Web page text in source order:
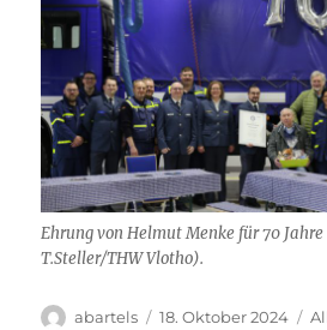
Ehrung von Helmut Menke für 70 Jahre
T.Steller/THW Vlotho).
Autor
abartels
Veröffentlicht
18. Oktober 2024